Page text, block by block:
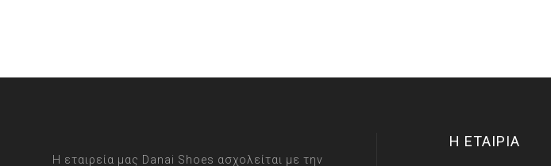
Η εταιρεία μας Danai Shoes ασχολείται με την
Η ΕΤΑΙΡΙΑ